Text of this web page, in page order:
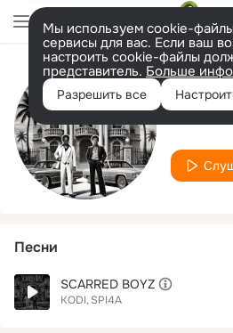
Мы используем cookie-
сервисы для вас. Если ваш
настроить cookie-файлы
представитель. Больше
Разрешить все
SPI4A
Песни
SCARRED BOYZ
KODI SPI4A